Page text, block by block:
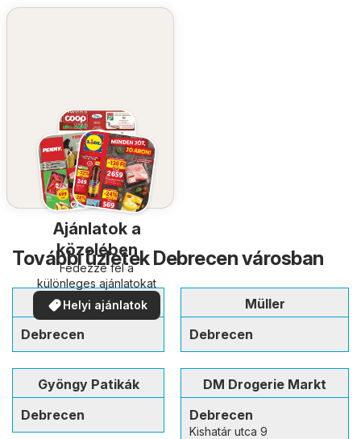
Ajánlatok a
közelében
Fedezze fel a
különleges ajánlatokat
Helyi ajánlatok
További üzletek Debrecen városban
Rossmann
Debrecen
Müller
Debrecen
Gyöngy Patikák
Debrecen
DM Drogerie Markt
Debrecen
Kishatár utca 9